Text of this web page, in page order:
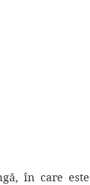
în care este